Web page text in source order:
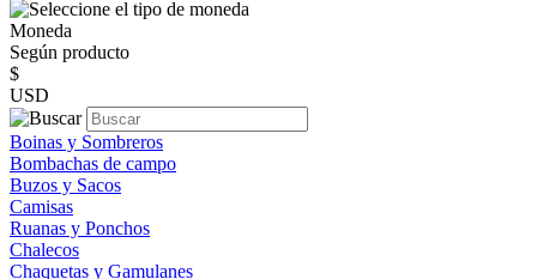
Moneda
Según producto
$
USD
Boinas y Sombreros
Bombachas de campo
Buzos y Sacos
Camisas
Ruanas y Ponchos
Chalecos
Chaquetas y Gamulanes